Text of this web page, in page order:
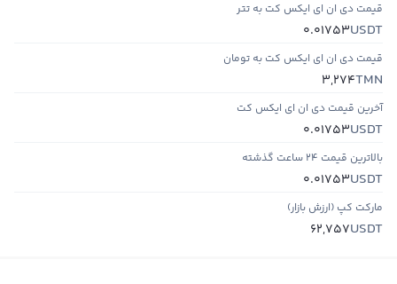
قیمت دی ان ای ایکس کت به تتر
USDT
0.01753
قیمت دی ان ای ایکس کت به تومان
TMN
3,274
آخرین قیمت دی ان ای ایکس کت
USDT
0.01753
بالاترین قیمت ۲۴ ساعت گذشته
USDT
0.01753
مارکت کپ (ارزش بازار)
USDT
62,757